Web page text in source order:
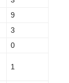
9
3
0
1